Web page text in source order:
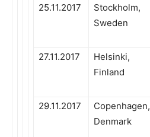
25.11.2017
Stockholm,
Sweden
27.11.2017
Helsinki,
Finland
29.11.2017
Copenhagen,
Denmark